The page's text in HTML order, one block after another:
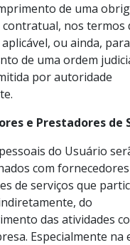
de uma
nos termos
ou ainda,
de uma ordem
por autoridade
e Prestadores de
do Usuário
com
de serviços que
do
das atividades
Especialmente na